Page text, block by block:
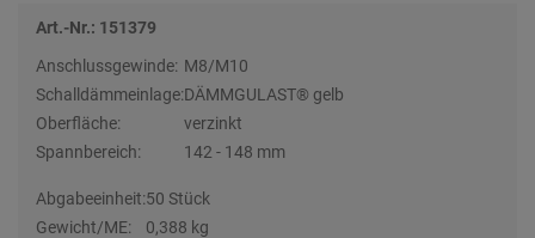
Art.-Nr.: 151379
Anschlussgewinde: M8/M10
Schalldämmeinlage:DÄMMGULAST® gelb
Oberfläche:
verzinkt
Spannbereich:
142 - 148 mm
Abgabeeinheit:50 Stück
Gewicht/ME:
0,388 kg